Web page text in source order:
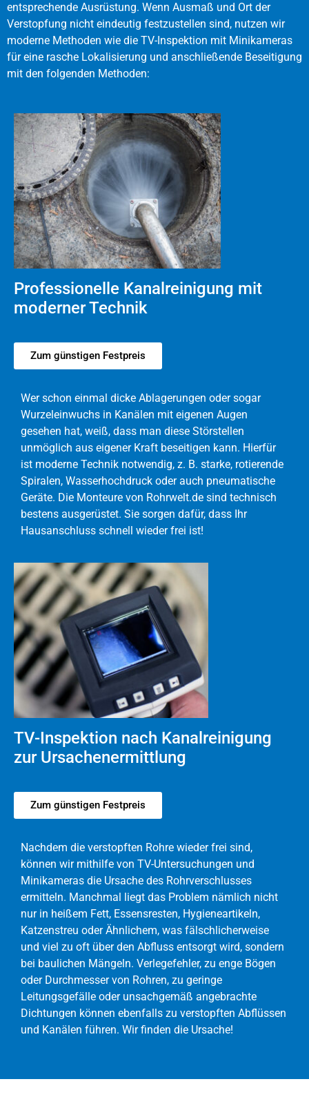
entsprechende Ausrüstung. Wenn Ausmaß und Ort der
Verstopfung nicht eindeutig festzustellen sind, nutzen wir
moderne Methoden wie die TV-Inspektion mit Minikameras
für eine rasche Lokalisierung und anschließende Beseitigung
mit den folgenden Methoden:
Professionelle Kanalreinigung mit
moderner Technik
Zum günstigen Festpreis
Wer schon einmal dicke Ablagerungen oder sogar
Wurzeleinwuchs in Kanälen mit eigenen Augen
gesehen hat, weiß, dass man diese Störstellen
unmöglich aus eigener Kraft beseitigen kann. Hierfür
ist moderne Technik notwendig, z. B. starke, rotierende
Spiralen, Wasserhochdruck oder auch pneumatische
Geräte. Die Monteure von Rohrwelt.de sind technisch
bestens ausgerüstet. Sie sorgen dafür, dass Ihr
Hausanschluss schnell wieder frei ist!
TV-Inspektion nach Kanalreinigung
zur Ursachenermittlung
Zum günstigen Festpreis
Nachdem die verstopften Rohre wieder frei sind,
können wir mithilfe von TV-Untersuchungen und
Minikameras die Ursache des Rohrverschlusses
ermitteln. Manchmal liegt das Problem nämlich nicht
nur in heißem Fett, Essensresten, Hygieneartikeln,
Katzenstreu oder Ähnlichem, was fälschlicherweise
und viel zu oft über den Abfluss entsorgt wird, sondern
bei baulichen Mängeln. Verlegefehler, zu enge Bögen
oder Durchmesser von Rohren, zu geringe
Leitungsgefälle oder unsachgemäß angebrachte
Dichtungen können ebenfalls zu verstopften Abflüssen
und Kanälen führen. Wir finden die Ursache!